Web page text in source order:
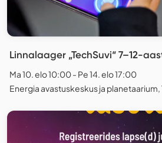
Linnalaager „TechSuvi“ 7–12-
Ma 10. elo 10:00 - Pe 14. elo 17:00
Energia avastuskeskus ja planetaarium,